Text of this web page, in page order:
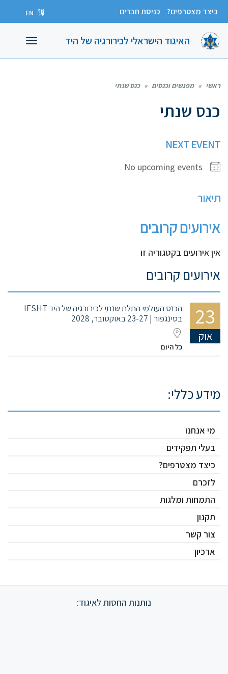
כיצד מצטרפים? כניסת חברים EN
האיגוד הישראלי לכירורגיה של היד תפריט
ראשי » מפגשים וכנסים » כנס שנתי
כנס שנתי
NEXT EVENT
No upcoming events
תיאור
אירועים קרובים
אין אירועים בקטגוריה זו
אירועים קרובים
23
אוק
הכנס העולמי התלת שנתי לכירורגיה של היד IFSHT
בסינגפור | 23-27 באוקטובר, 2028
כל היום
מידע כללי:
מי אנחנו
בעלי תפקידים
כיצד מצטרפים?
לזכרם
התמחות ומלגות
תקנון
צור קשר
ארכיון
נותנות החסות לאיגוד: